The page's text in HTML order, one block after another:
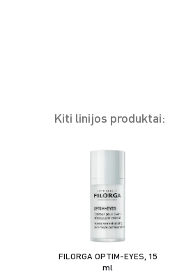
Kiti linijos produktai:
FILORGA OPTIM-EYES, 15
ml